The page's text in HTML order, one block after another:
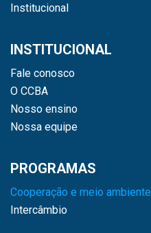
Institucional
INSTITUCIONAL
Fale conosco
O CCBA
Nosso ensino
Nossa equipe
PROGRAMAS
Cooperação e meio ambiente
Intercâmbio